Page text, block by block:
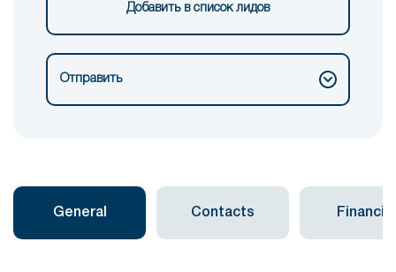
Добавить в список лидов
Отправить
General Contacts Financial